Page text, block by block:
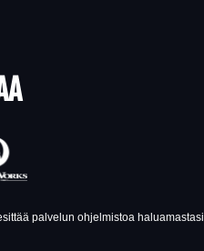
palvelun ohjelmistoa haluamastasi